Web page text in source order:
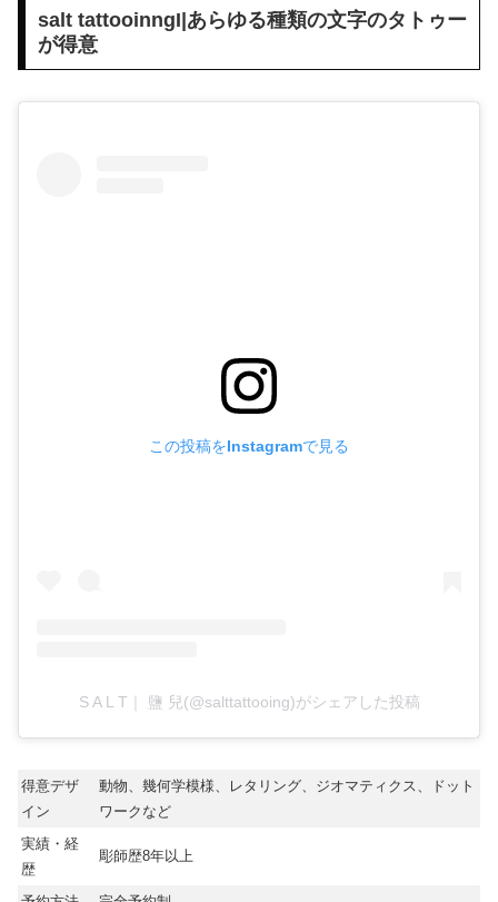
salt tattooinngI|あらゆる種類の文字のタトゥー
が得意
この投稿をInstagramで見る
S A L T｜ 鹽 兒(@salttattooing)がシェアした投稿
得意デザ
イン
動物、幾何学模様、レタリング、ジオマティクス、ドット
ワークなど
実績・経
歴
彫師歴8年以上